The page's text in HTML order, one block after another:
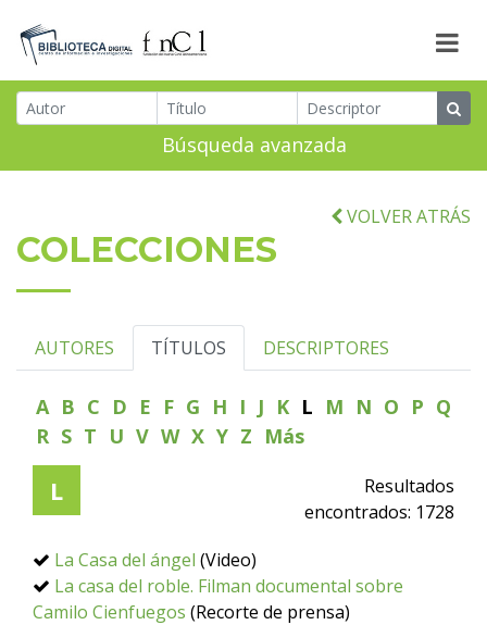
Búsqueda avanzada
VOLVER ATRÁS
COLECCIONES
AUTORES TÍTULOS DESCRIPTORES
A B C D E F G H I J K L M N O P Q
R S T U V W X Y Z Más
L
Resultados
encontrados: 1728
La Casa del ángel (Video)
La casa del roble. Filman documental sobre
Camilo Cienfuegos (Recorte de prensa)